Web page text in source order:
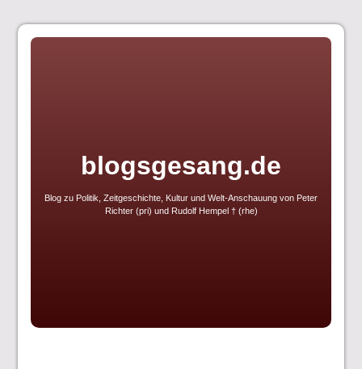
Skip
blogsgesang.de
Blog zu Politik, Zeitgeschichte, Kultur und Welt-Anschauung von Peter
Richter (pri) und Rudolf Hempel † (rhe)